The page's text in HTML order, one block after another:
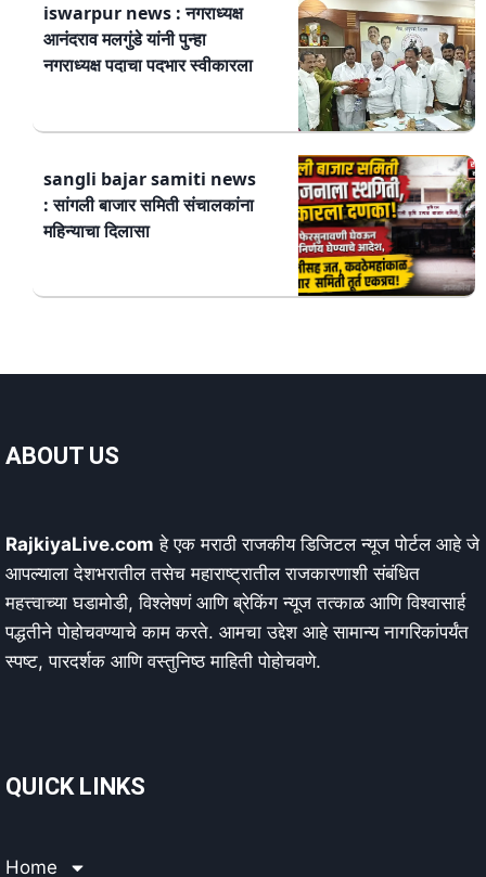
iswarpur news : नगराध्यक्ष
आनंदराव मलगुंडे यांनी पुन्हा
नगराध्यक्ष पदाचा पदभार स्वीकारला
sangli bajar samiti news
: सांगली बाजार समिती संचालकांना
महिन्याचा दिलासा
ABOUT US
RajkiyaLive.com हे एक मराठी राजकीय डिजिटल न्यूज पोर्टल आहे जे
आपल्याला देशभरातील तसेच महाराष्ट्रातील राजकारणाशी संबंधित
महत्त्वाच्या घडामोडी, विश्लेषणं आणि ब्रेकिंग न्यूज तत्काळ आणि विश्वासार्ह
पद्धतीने पोहोचवण्याचे काम करते. आमचा उद्देश आहे सामान्य नागरिकांपर्यंत
स्पष्ट, पारदर्शक आणि वस्तुनिष्ठ माहिती पोहोचवणे.
QUICK LINKS
Home